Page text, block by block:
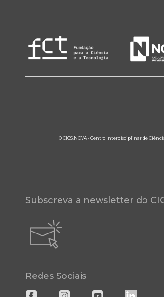
O CICS.NOVA - Centro Interdisciplinar de
Subscreva a newsletter do
Redes Sociais